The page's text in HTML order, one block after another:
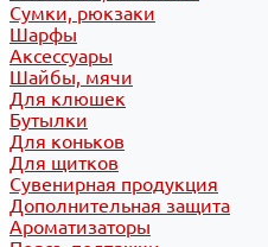
Сумки, рюкзаки
Шарфы
Аксессуары
Шайбы, мячи
Для клюшек
Бутылки
Для коньков
Для щитков
Сувенирная продукция
Дополнительная защита
Ароматизаторы